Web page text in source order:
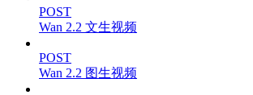
POST
Wan 2.2 文生视频
POST
Wan 2.2 图生视频